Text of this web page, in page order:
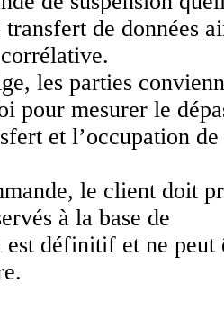
transfert de données
les parties
pour mesurer le
et l’occupation
le client doit
à la base de
définitif et ne peut